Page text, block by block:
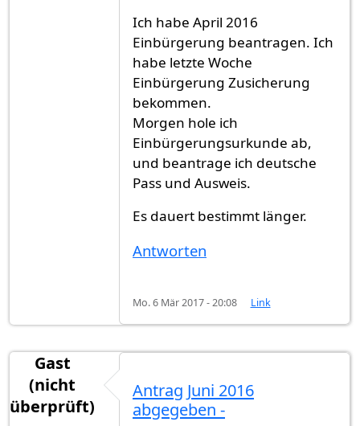
Ich habe April 2016
Einbürgerung beantragen. Ich
habe letzte Woche
Einbürgerung Zusicherung
bekommen.
Morgen hole ich
Einbürgerungsurkunde ab,
und beantrage ich deutsche
Pass und Ausweis.
Es dauert bestimmt länger.
Antworten
Mo. 6 Mär 2017 - 20:08 Link
Gast
(nicht
überprüft)
Antrag Juni 2016
abgegeben -